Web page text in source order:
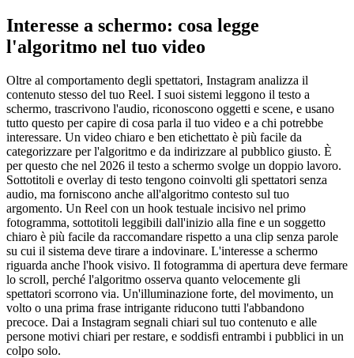
Interesse a schermo: cosa legge
l'algoritmo nel tuo video
Oltre al comportamento degli spettatori, Instagram analizza il
contenuto stesso del tuo Reel. I suoi sistemi leggono il testo a
schermo, trascrivono l'audio, riconoscono oggetti e scene, e usano
tutto questo per capire di cosa parla il tuo video e a chi potrebbe
interessare. Un video chiaro e ben etichettato è più facile da
categorizzare per l'algoritmo e da indirizzare al pubblico giusto. È
per questo che nel 2026 il testo a schermo svolge un doppio lavoro.
Sottotitoli e overlay di testo tengono coinvolti gli spettatori senza
audio, ma forniscono anche all'algoritmo contesto sul tuo
argomento. Un Reel con un hook testuale incisivo nel primo
fotogramma, sottotitoli leggibili dall'inizio alla fine e un soggetto
chiaro è più facile da raccomandare rispetto a una clip senza parole
su cui il sistema deve tirare a indovinare. L'interesse a schermo
riguarda anche l'hook visivo. Il fotogramma di apertura deve fermare
lo scroll, perché l'algoritmo osserva quanto velocemente gli
spettatori scorrono via. Un'illuminazione forte, del movimento, un
volto o una prima frase intrigante riducono tutti l'abbandono
precoce. Dai a Instagram segnali chiari sul tuo contenuto e alle
persone motivi chiari per restare, e soddisfi entrambi i pubblici in un
colpo solo.